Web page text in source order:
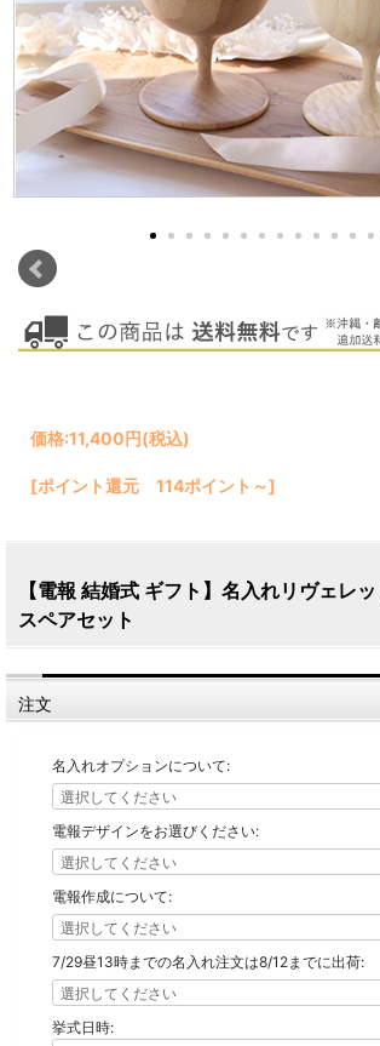
価格:11,400円(税込)
[ポイント還元 114ポイント～]
【電報 結婚式 ギフト】名入れリヴェレ
スペアセット
注文
名入れオプションについて:
電報デザインをお選びください:
電報作成について:
7/29昼13時までの名入れ注文は8/12までに出荷:
挙式日時: